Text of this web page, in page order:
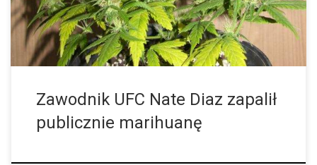
Anaheim w Kalifornii, zawodnik (UFC), Nate Diaz, zapalił jointa
podczas otwartego treningu, na kilka dni przed swoją walką. […]
Zawodnik UFC Nate Diaz zapalił
publicznie marihuanę